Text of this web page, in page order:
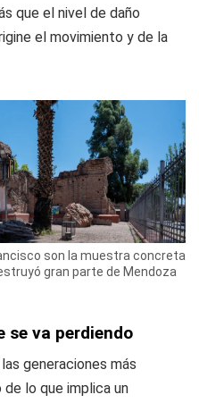
que el nivel de daño
el movimiento y de la
son la muestra concreta
gran parte de Mendoza
se va perdiendo
generaciones más
lo que implica un